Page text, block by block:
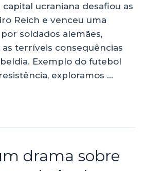
capital ucraniana desafiou as
Reich e venceu uma
soldados alemães,
terríveis consequências
Exemplo do futebol
exploramos …
drama sobre